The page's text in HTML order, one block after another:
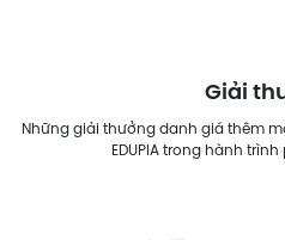
Giải
Những giải thưởng danh giá thêm
EDUPIA trong hành